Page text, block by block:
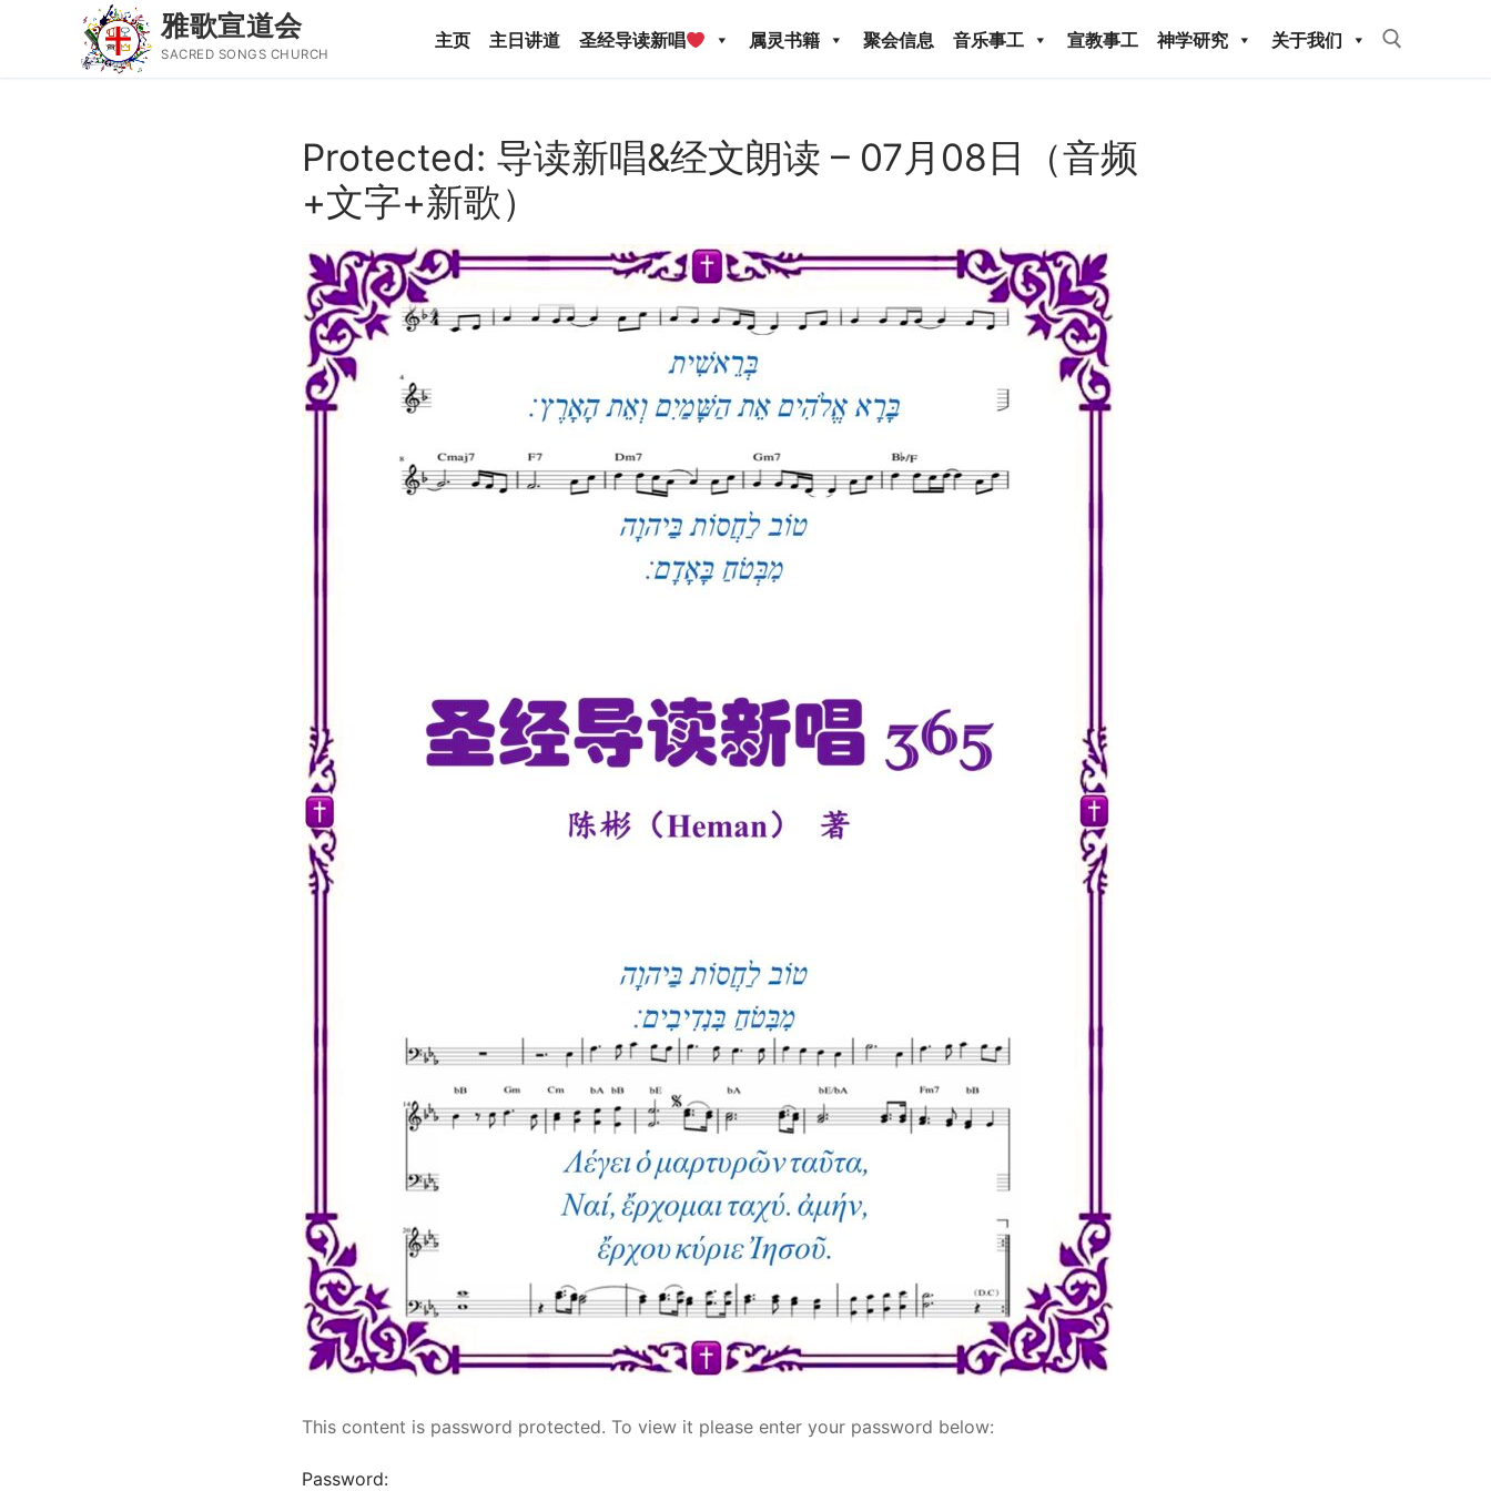
雅歌宣道会
SACRED SONGS CHURCH
主页 主日讲道 圣经导读新唱 属灵书籍 聚会信息 音乐事工 宣教事工 神学研究 关于我们
Search
for:
主页 主日讲道 属灵书籍 聚会信息 宣教事工 神学研究
关于我们
Protected: 导读新唱&经文朗读 – 07月08日（音频
+文字+新歌）
This content is password protected. To view it please enter your password below:
Password: